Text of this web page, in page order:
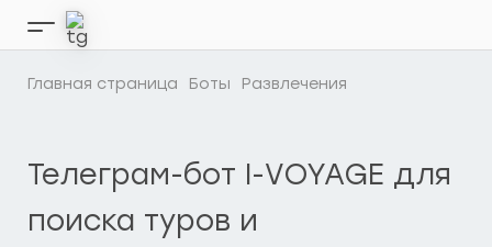
Перейти
содержимому
Кнопка
бокового
меню
Главная страница Боты Развлечения
Телеграм-бот I-VOYAGE для
поиска туров и